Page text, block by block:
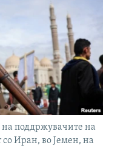
поддржувачите на
со Иран, во Јемен, на